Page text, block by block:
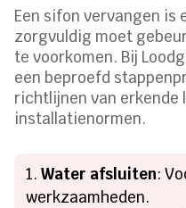
Een sifon vervangen is
zorgvuldig moet
te voorkomen. Bij
een beproefd
richtlijnen van
installatienormen.
Water afsluiten:
werkzaamheden.